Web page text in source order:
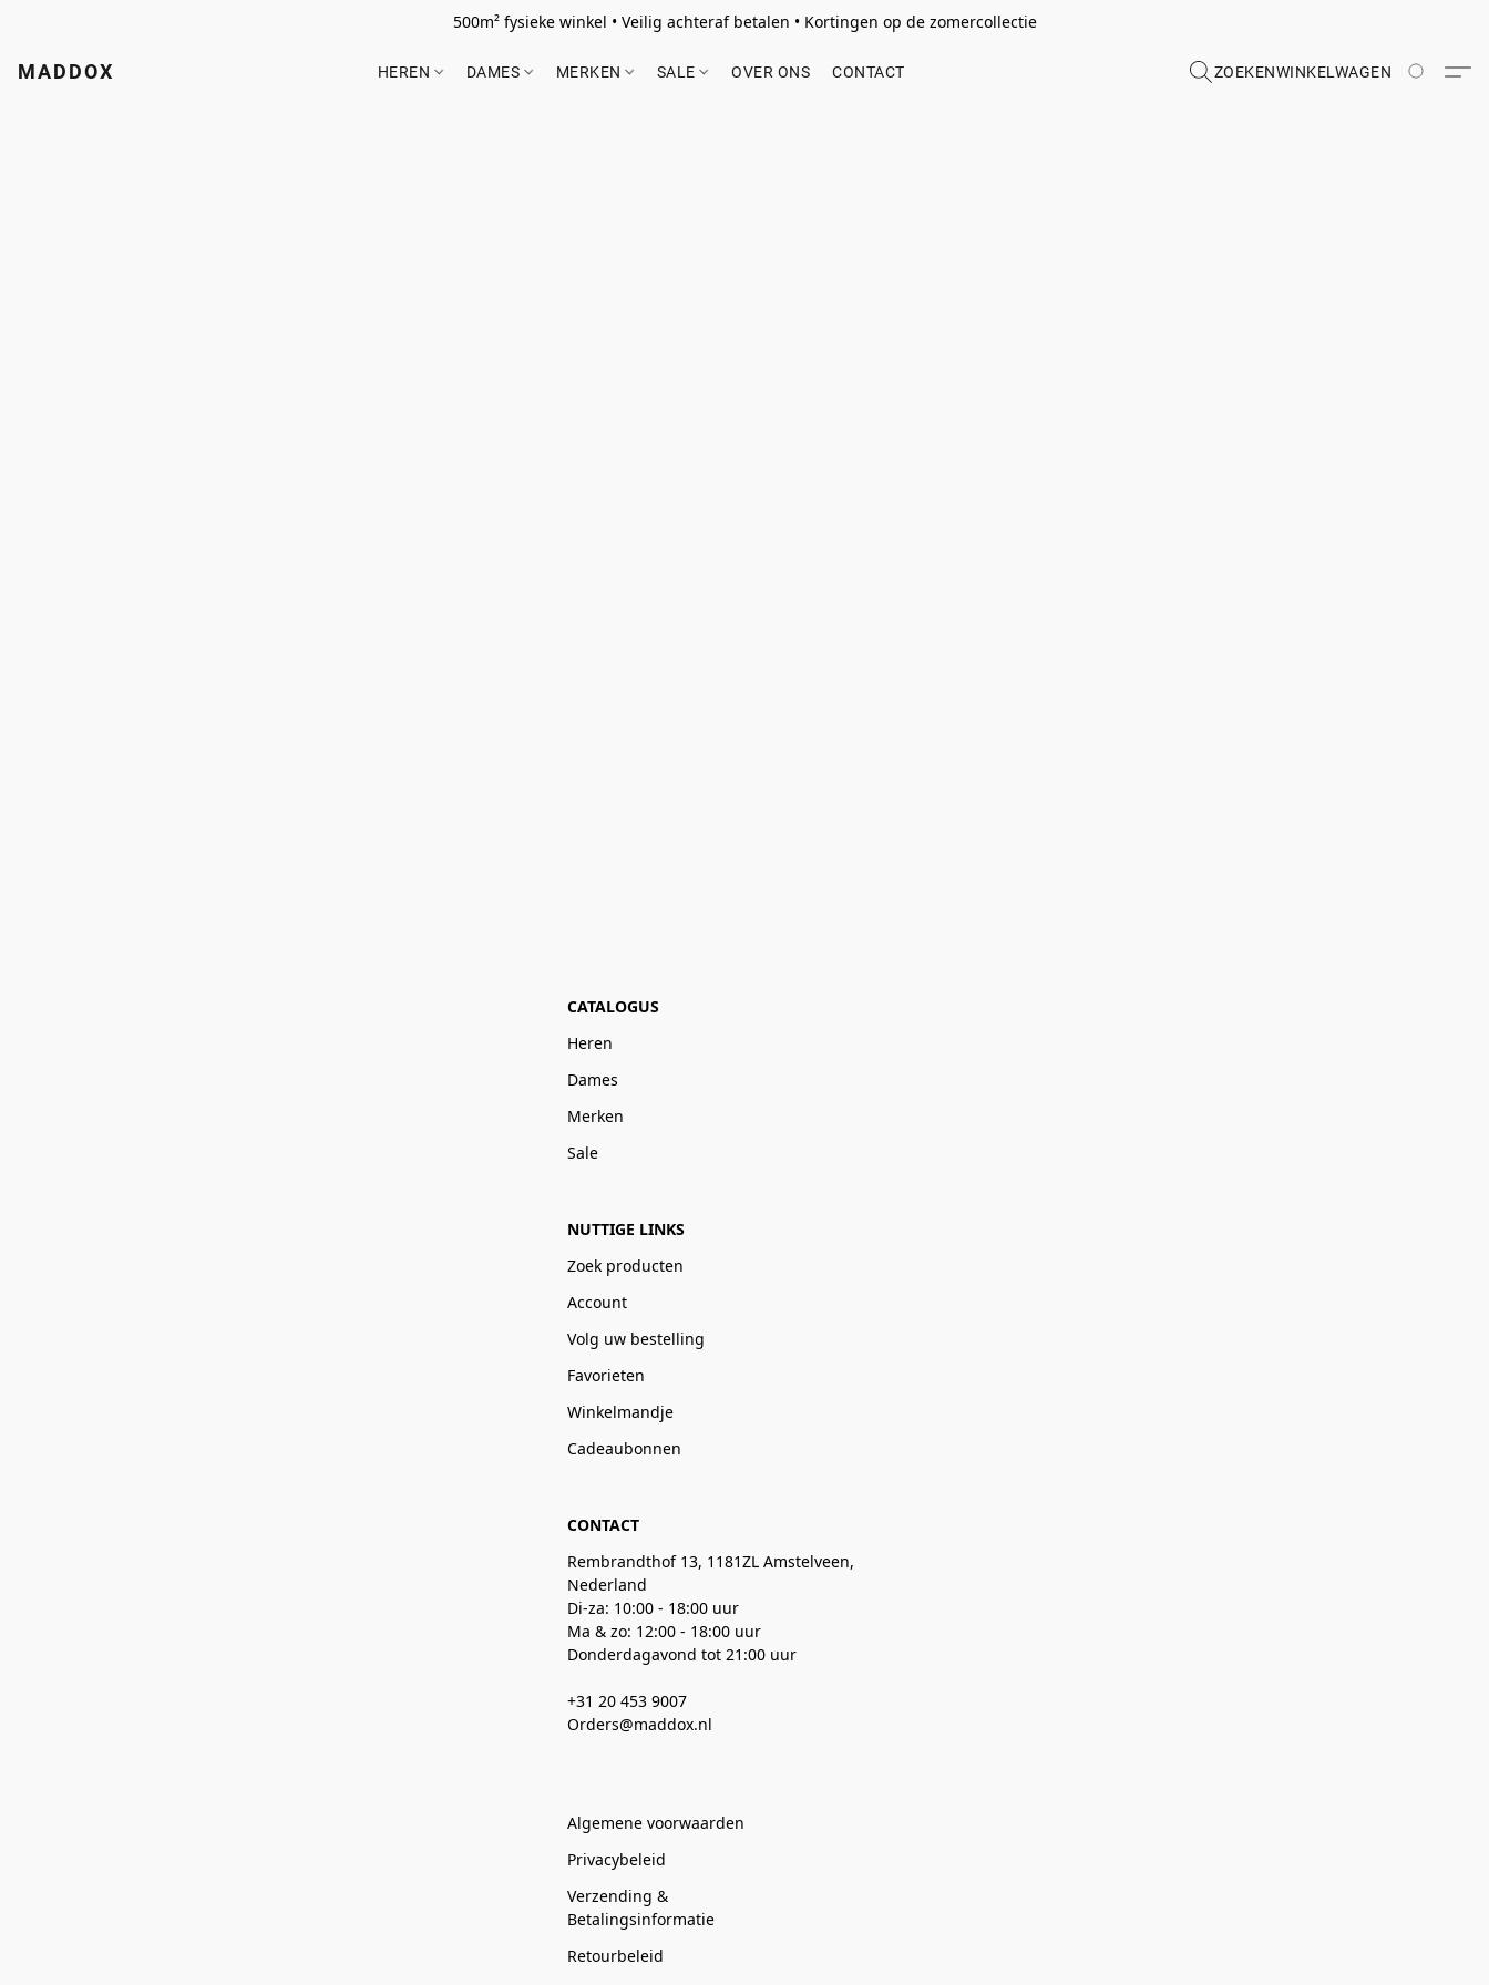
500m² fysieke winkel • Veilig achteraf betalen • Kortingen op de zomercollectie
MADDOX HEREN DAMES MERKEN SALE OVER ONS CONTACT ZOEKENWINKELWAGEN
CATALOGUS
Heren
Dames
Merken
Sale
NUTTIGE LINKS
Zoek producten
Account
Volg uw bestelling
Favorieten
Winkelmandje
Cadeaubonnen
CONTACT
Rembrandthof 13, 1181ZL Amstelveen,
Nederland
Di-za: 10:00 - 18:00 uur
Ma & zo: 12:00 - 18:00 uur
Donderdagavond tot 21:00 uur
+31 20 453 9007
Orders@maddox.nl
Algemene voorwaarden
Privacybeleid
Verzending &
Betalingsinformatie
Retourbeleid